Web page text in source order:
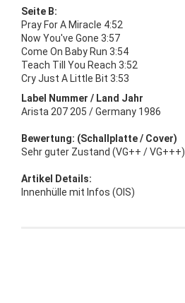
Seite B:
Pray For A Miracle 4:52
Now You've Gone 3:57
Come On Baby Run 3:54
Teach Till You Reach 3:52
Cry Just A Little Bit 3:53
Label Nummer / Land Jahr
Arista 207 205 / Germany 1986
Bewertung: (Schallplatte / Cover)
Sehr guter Zustand (VG++ / VG+++)
Artikel Details:
Innenhülle mit Infos (OIS)